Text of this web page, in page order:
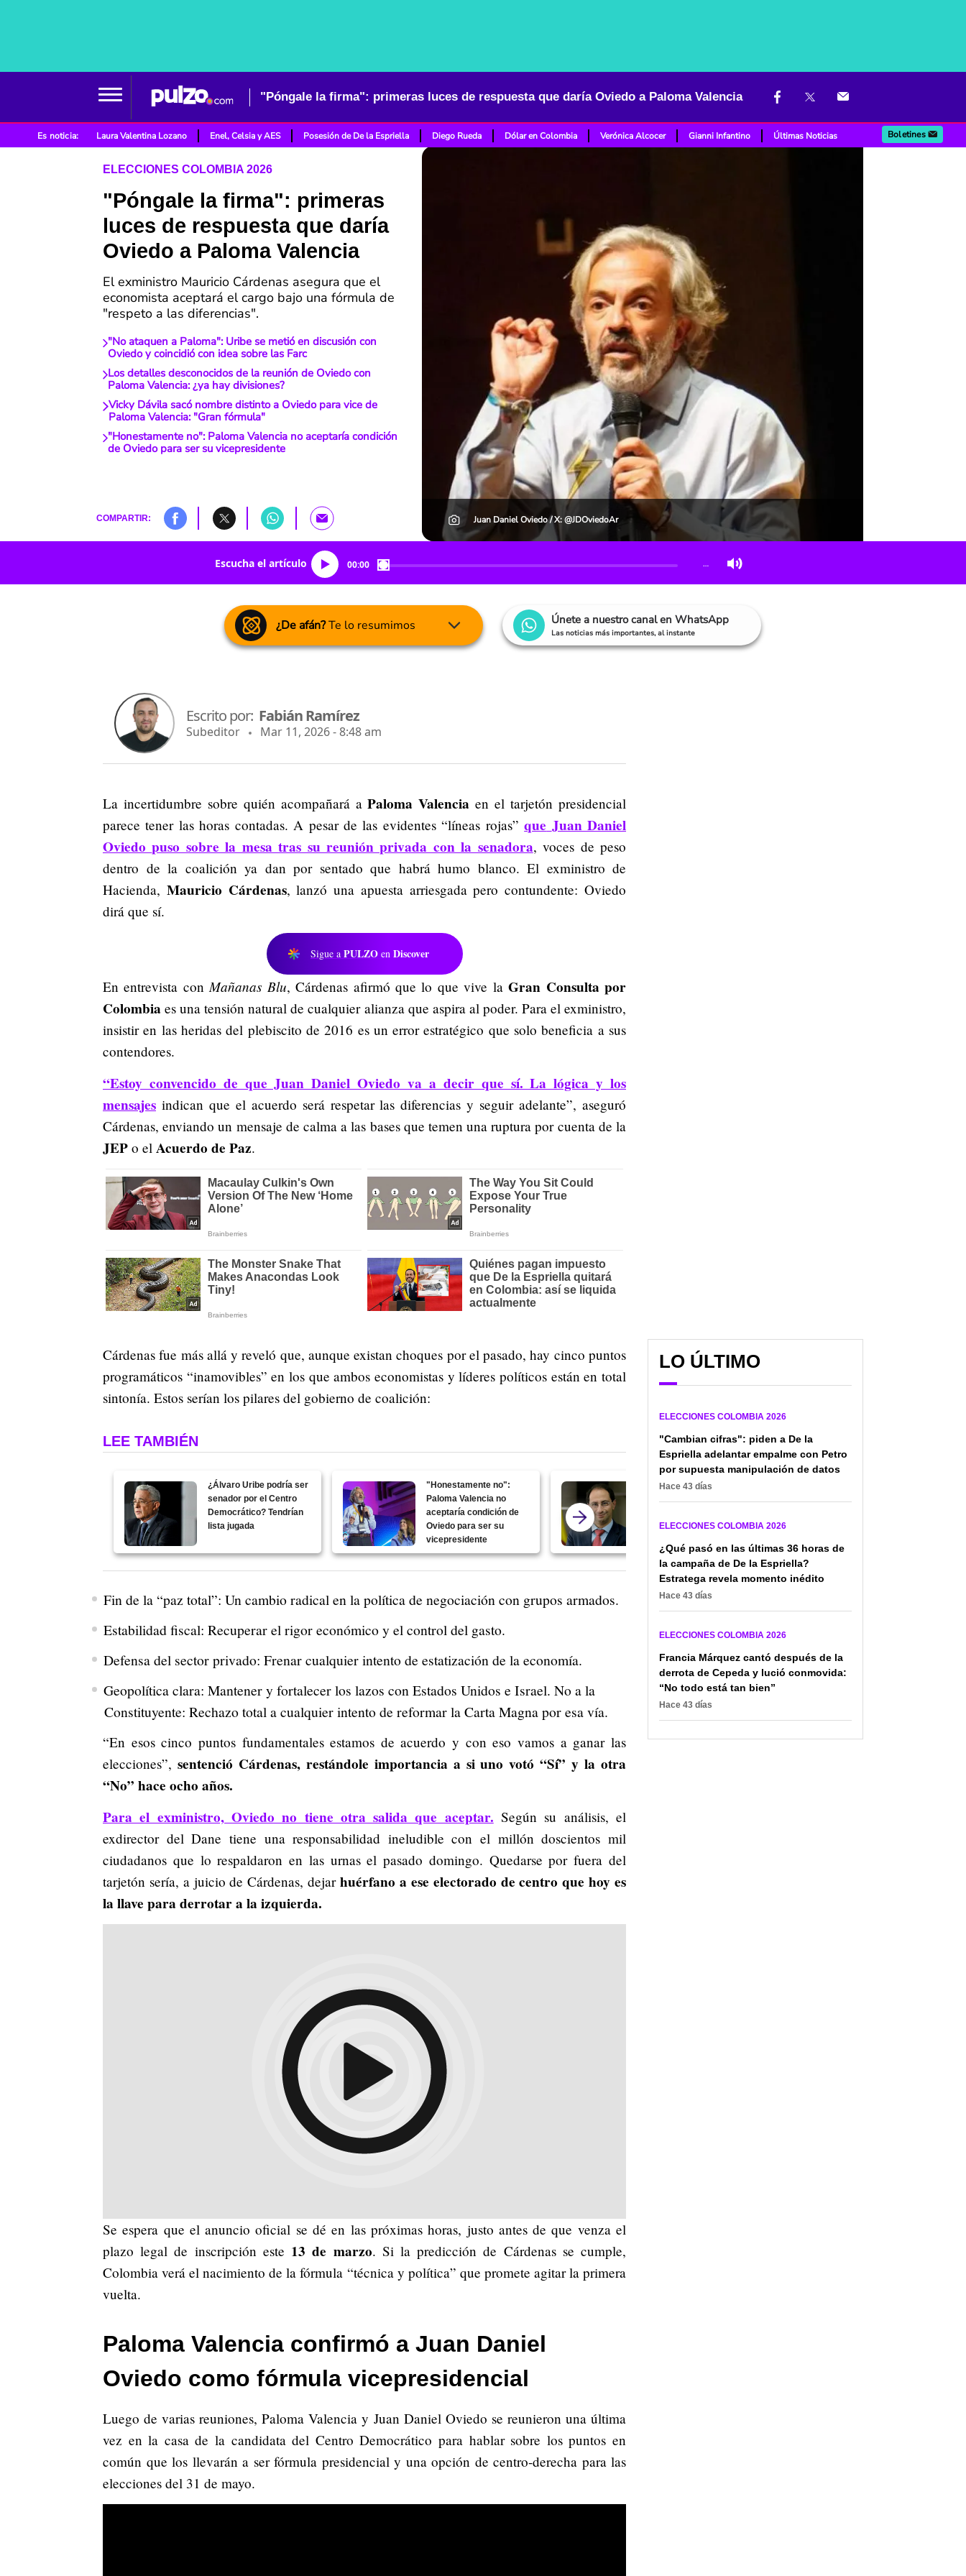
"Póngale la firma": primeras luces de respuesta que daría Oviedo a Paloma Valencia
Es noticia: Laura Valentina Lozano Enel, Celsia y AES Posesión de De la Espriella Diego Rueda Dólar en Colombia Verónica Alcocer Gianni Infantino Últimas Noticias Boletines
ELECCIONES COLOMBIA 2026
"Póngale la firma": primeras
luces de respuesta que daría
Oviedo a Paloma Valencia
El exministro Mauricio Cárdenas asegura que el
economista aceptará el cargo bajo una fórmula de
"respeto a las diferencias".
"No ataquen a Paloma": Uribe se metió en discusión con
Oviedo y coincidió con idea sobre las Farc
Los detalles desconocidos de la reunión de Oviedo con
Paloma Valencia: ¿ya hay divisiones?
Vicky Dávila sacó nombre distinto a Oviedo para vice de
Paloma Valencia: "Gran fórmula"
"Honestamente no": Paloma Valencia no aceptaría condición
de Oviedo para ser su vicepresidente
COMPARTIR: Juan Daniel Oviedo / X: @JDOviedoAr
Escucha el artículo 00:00 …
¿De afán?Te lo resumimos Únete a nuestro canal en WhatsApp
Las noticias más importantes, al instante
Escrito por: Fabián Ramírez
Subeditor Mar 11, 2026 - 8:48 am
La incertidumbre sobre quién acompañará aPaloma Valencia en el tarjetón presidencial
parece tener las horas contadas. A pesar de las evidentes “líneas rojas”que Juan Daniel
Oviedo puso sobre la mesa tras su reunión privada con la senadora, voces de peso
dentro de la coalición ya dan por sentado que habrá humo blanco. El exministro de
Hacienda, Mauricio Cárdenas, lanzó una apuesta arriesgada pero contundente: Oviedo
dirá que sí.
Sigue a PULZO en Discover
En entrevista con Mañanas Blu, Cárdenas afirmó que lo que vive laGran Consulta por
Colombia es una tensión natural de cualquier alianza que aspira al poder. Para el exministro,
insistir en las heridas del plebiscito de 2016 es un error estratégico que solo beneficia a sus
contendores.
“Estoy convencido de que Juan Daniel Oviedo va a decir que sí. La lógica y los
mensajes indican que el acuerdo será respetar las diferencias y seguir adelante”, aseguró
Cárdenas, enviando un mensaje de calma a las bases que temen una ruptura por cuenta de la
JEP o el Acuerdo de Paz.
Cárdenas fue más allá y reveló que, aunque existan choques por el pasado, hay cinco puntos
programáticos “inamovibles” en los que ambos economistas y líderes políticos están en total
sintonía. Estos serían los pilares del gobierno de coalición:
LEE TAMBIÉN
¿Álvaro Uribe podría ser
senador por el Centro
Democrático? Tendrían
lista jugada
"Honestamente no":
Paloma Valencia no
aceptaría condición de
Oviedo para ser su
vicepresidente
¿Quién es José Manuel
de Abelardo de la
Fin de la “paz total”: Un cambio radical en la política de negociación con grupos armados.
Estabilidad fiscal: Recuperar el rigor económico y el control del gasto.
Defensa del sector privado: Frenar cualquier intento de estatización de la economía.
Geopolítica clara: Mantener y fortalecer los lazos con Estados Unidos e Israel. No a la
Constituyente: Rechazo total a cualquier intento de reformar la Carta Magna por esa vía.
“En esos cinco puntos fundamentales estamos de acuerdo y con eso vamos a ganar las
elecciones”, sentenció Cárdenas, restándole importancia a si uno votó “Sí” y la otra
“No” hace ocho años.
Para el exministro, Oviedo no tiene otra salida que aceptar. Según su análisis, el
exdirector del Dane tiene una responsabilidad ineludible con el millón doscientos mil
ciudadanos que lo respaldaron en las urnas el pasado domingo. Quedarse por fuera del
tarjetón sería, a juicio de Cárdenas, dejarhuérfano a ese electorado de centro que hoy es
la llave para derrotar a la izquierda.
Se espera que el anuncio oficial se dé en las próximas horas, justo antes de que venza el
plazo legal de inscripción este 13 de marzo. Si la predicción de Cárdenas se cumple,
Colombia verá el nacimiento de la fórmula “técnica y política” que promete agitar la primera
vuelta.
Paloma Valencia confirmó a Juan Daniel
Oviedo como fórmula vicepresidencial
Luego de varias reuniones, Paloma Valencia y Juan Daniel Oviedo se reunieron una última
vez en la casa de la candidata del Centro Democrático para hablar sobre los puntos en
común que los llevarán a ser fórmula presidencial y una opción de centro-derecha para las
elecciones del 31 de mayo.
LO ÚLTIMO
ELECCIONES COLOMBIA 2026
"Cambian cifras": piden a De la
Espriella adelantar empalme con Petro
por supuesta manipulación de datos
Hace 43 días
ELECCIONES COLOMBIA 2026
¿Qué pasó en las últimas 36 horas de
la campaña de De la Espriella?
Estratega revela momento inédito
Hace 43 días
ELECCIONES COLOMBIA 2026
Francia Márquez cantó después de la
derrota de Cepeda y lució conmovida:
“No todo está tan bien”
Hace 43 días